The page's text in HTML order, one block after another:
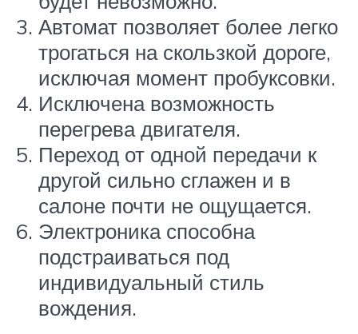
Автомат позволяет более легко
трогаться на скользкой дороге,
исключая момент пробуксовки.
Исключена возможность
перегрева двигателя.
Переход от одной передачи к
другой сильно сглажен и в
салоне почти не ощущается.
Электроника способна
подстраиваться под
индивидуальный стиль
вождения.